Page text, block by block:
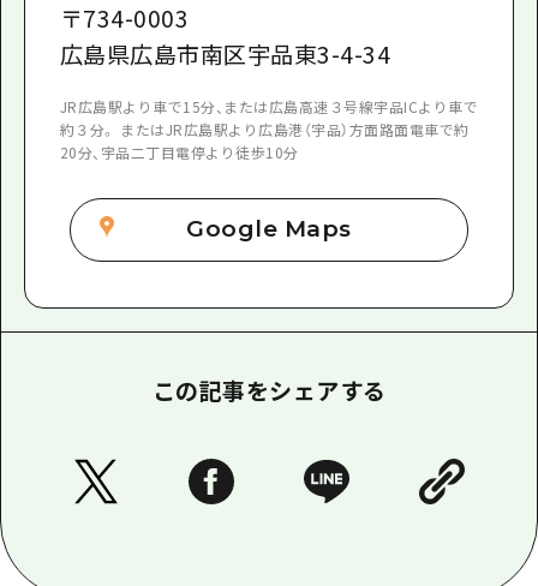
〒734-0003
広島県広島市南区宇品東3-4-34
JR広島駅より車で15分、または広島高速３号線宇品ICより車で
約３分。 またはJR広島駅より広島港（宇品）方面路面電車で約
20分、宇品二丁目電停より徒歩10分
Google Maps
この記事をシェアする